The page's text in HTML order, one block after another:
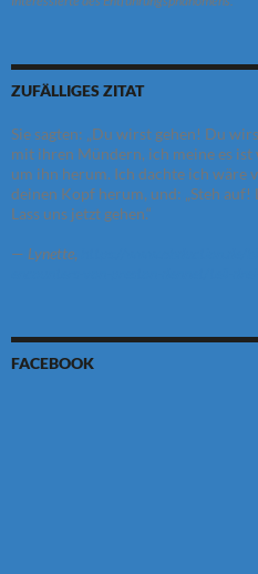
ZUFÄLLIGES ZITAT
Sie sagten: „Du wirst gehen! Du
mit ihren Mündern, ich meine es
um ihn herum. Ich dachte ich wäre
deinen Kopf herum, und: „Steh auf!
Lass uns jetzt gehen.“
— Lynette,
FACEBOOK